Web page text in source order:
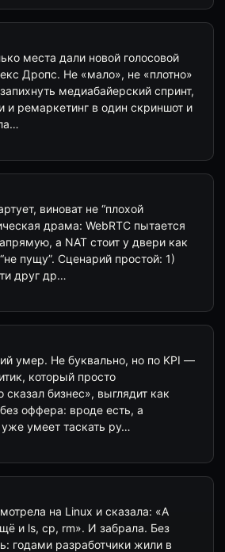
места дали новой голосовой
Дропс. Не «мало», не «плотно»
медиабайерский спринт,
и ремаркетинг в один скриншот и
виноват не “плохой
драма: WebRTC пытается
а NAT стоит у двери как
пущу”. Сценарий простой: 1)
друг др…
умер. Не буквально, но по KPI —
который просто
сказал бизнес», выглядит как
оффера: вроде есть, а
умеет таскать ру…
на Linux и сказала: «А
и ls, cp, rm». И забрала. Без
годами разработчики жили в